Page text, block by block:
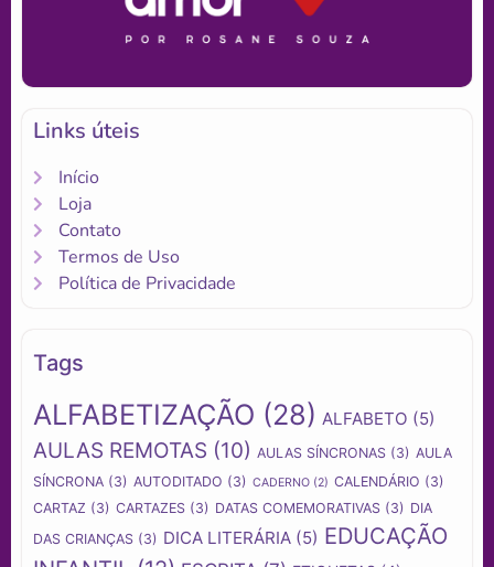
Links úteis
Início
Loja
Contato
Termos de Uso
Política de Privacidade
Tags
ALFABETIZAÇÃO (28) ALFABETO (5)
AULAS REMOTAS (10) AULAS SÍNCRONAS (3) AULA
SÍNCRONA (3) AUTODITADO (3) CADERNO (2) CALENDÁRIO (3)
CARTAZ (3) CARTAZES (3) DATAS COMEMORATIVAS (3) DIA
DAS CRIANÇAS (3) DICA LITERÁRIA (5) EDUCAÇÃO